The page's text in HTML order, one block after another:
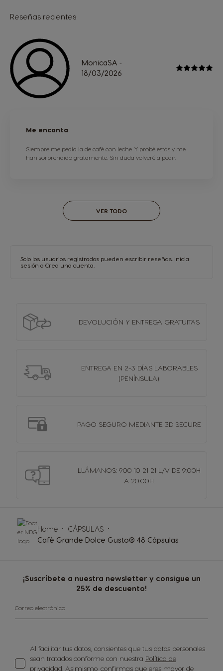
Reseñas recientes
MonicaSA -
18/03/2026
Me encanta
Siempre me pedía la de café con leche. Y probé estás y me
han sorprendido gratamente. Sin duda volveré a pedir.
VER TODO
Solo los usuarios registrados pueden escribir reseñas. Inicia
sesión o Crea una cuenta
DEVOLUCIÓN Y ENTREGA GRATUITAS
ENTREGA EN 2-3 DÍAS LABORABLES
(PENÍNSULA)
PAGO SEGURO MEDIANTE 3D SECURE
LLÁMANOS: 900 10 21 21 L/V DE 9:00H
A 20:00H.
¡Suscríbete a nuestra newsletter y consigue un
25% de descuento!
Correo electrónico
Al facilitar tus datos, consientes que tus datos personales
sean tratados conforme con nuestra Política de
privacidad. Asimismo, confirmas que eres mayor de
Home
CÁPSULAS
Café Grande Dolce Gusto® 48 Cápsulas